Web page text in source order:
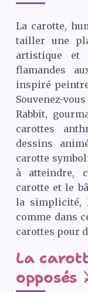
La carotte,
tailler une
artistique et
flamandes
inspiré
Souvenez-
Rabbit,
carottes
dessins
carotte
à atteindre,
carotte et le
la simplicité,
comme dans
carottes pour
La
opposés